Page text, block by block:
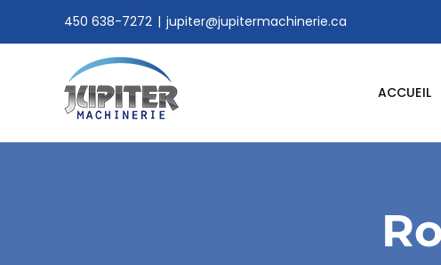
450 638-7272 | jupiter@jupitermachinerie.ca
ACCUEIL